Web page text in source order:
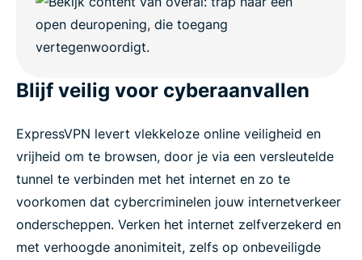
Blijf veilig voor cyberaanvallen
ExpressVPN levert vlekkeloze online veiligheid en
vrijheid om te browsen, door je via een versleutelde
tunnel te verbinden met het internet en zo te
voorkomen dat cybercriminelen jouw internetverkeer
onderscheppen. Verken het internet zelfverzekerd en
met verhoogde anonimiteit, zelfs op onbeveiligde